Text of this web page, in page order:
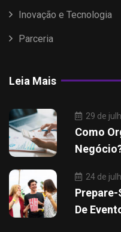
Inovação e Tecnologia
Parceria
Leia Mais
29 de
Como
24 de
Prepare-
De